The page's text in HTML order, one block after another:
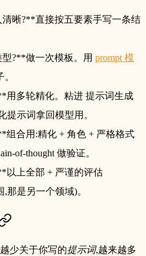
晰?**直接按五要素手写一条结
?**做一次模板。用 prompt 模
用多轮精化。粘进 提示词生成
提示词拿回模型用。
组合用:精化 + 角色 + 严格格式
of-thought 做验证。
以上全部 + 严谨的评估
,那是另一个领域)。
少关于你写的提示词,越来越多